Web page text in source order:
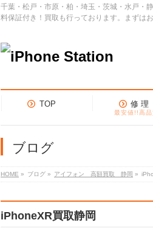
千葉・松戸・市原・柏・埼玉・茨城・水戸・
料保証付き！買取も行っております。まずは
TOP 修 理
最安値!!高
ブログ
HOME » ブログ » アイフォン 高額買取 静岡 »
iPhoneXR買取静岡